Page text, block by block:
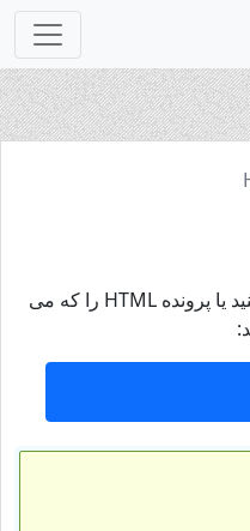
داده های HTML خود را اینجا وارد کنید یا پرونده HTML را که می